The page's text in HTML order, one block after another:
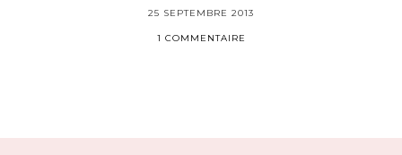
25 SEPTEMBRE 2013
1 COMMENTAIRE